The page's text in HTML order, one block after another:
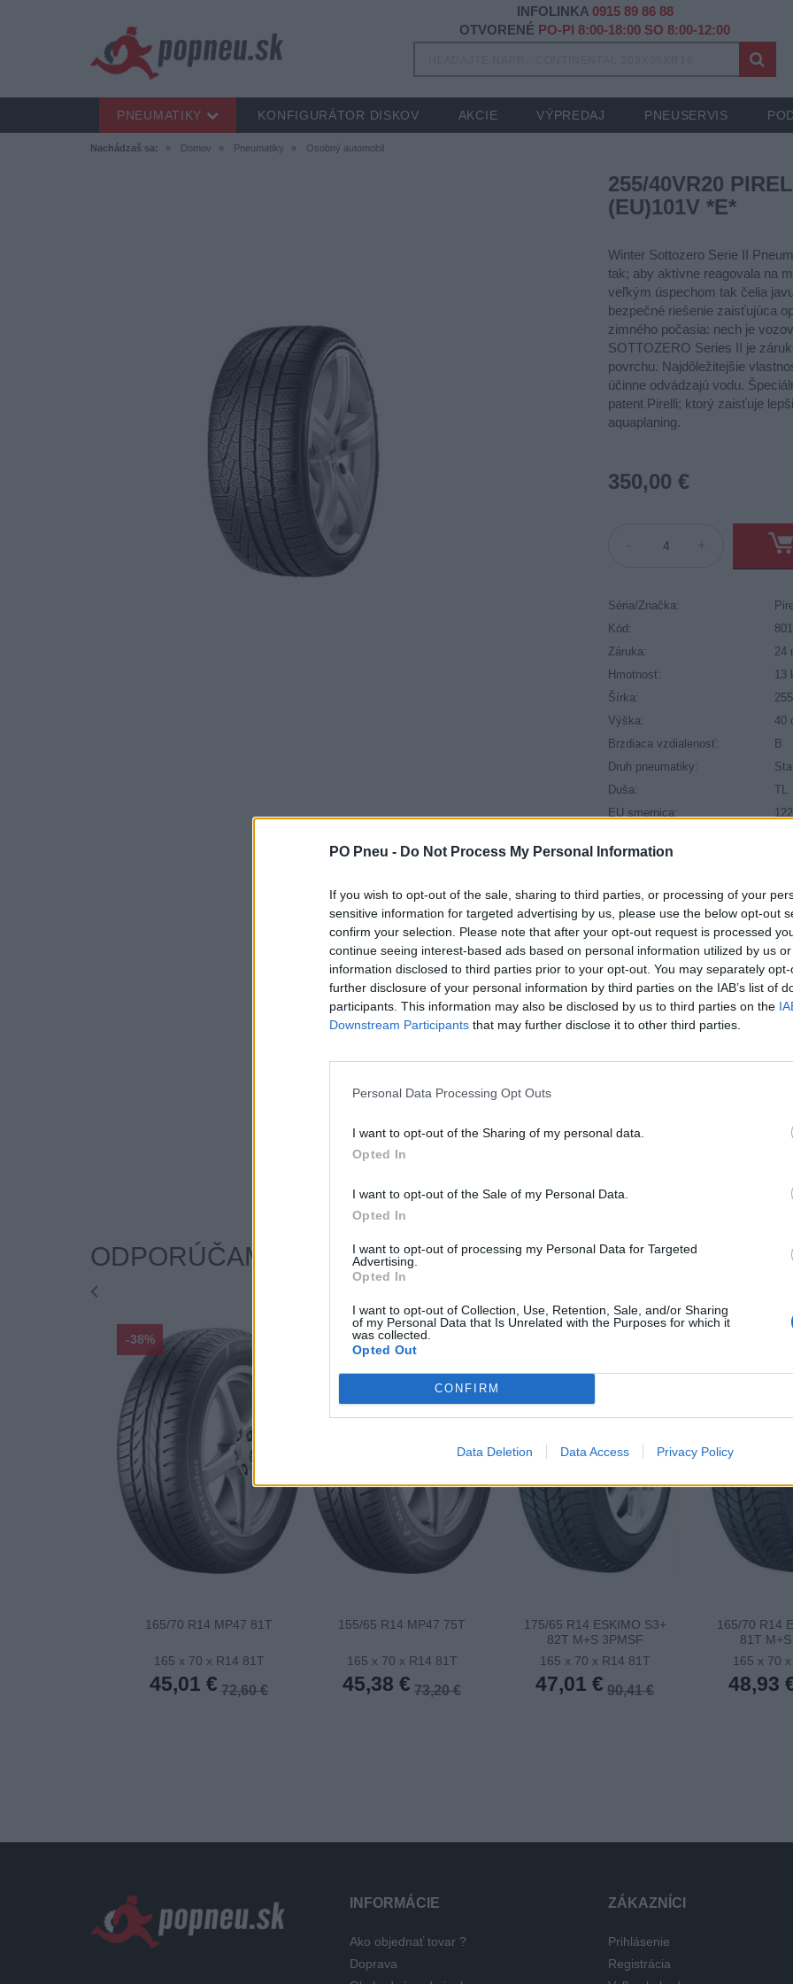
PO Pneu - Do Not Process My Personal Information
If you wish to opt-out of the sale, sharing to third parties, or processing of your
sensitive information for targeted advertising by us, please use the below opt-out
confirm your selection. Please note that after your opt-out request is processed
continue seeing interest-based ads based on personal information utilized by us
information disclosed to third parties prior to your opt-out. You may separately
further disclosure of your personal information by third parties on the IAB’s list of
participants. This information may also be disclosed by us to third parties on the
Downstream Participants that may further disclose it to other third parties.
Personal Data Processing Opt Outs
I want to opt-out of the Sharing of my personal data.
Opted In
I want to opt-out of the Sale of my Personal Data.
Opted In
I want to opt-out of processing my Personal Data for Targeted
Advertising.
Opted In
I want to opt-out of Collection, Use, Retention, Sale, and/or Sharing
of my Personal Data that Is Unrelated with the Purposes for which it
was collected.
Opted Out
CONFIRM
Data Deletion Data Access Privacy Policy
Nachádzaš sa: Domov Pneumatiky Osobný automobil
255/40VR20
(EU)101V *E*
Winter Sottozero Serie II
tak; aby aktívne reagovala na
veľkým úspechom tak čelia
bezpečné riešenie zaisťujúca
zimného počasia: nech je
SOTTOZERO Series II je
povrchu. Najdôležitejšie
účinne odvádzajú vodu.
patent Pirelli; ktorý zaisťuje
aquaplaning.
350,00 €
Séria/Značka:
Kód:
Záruka:
24
Hmotnosť:
13
Šírka:
Výška:
40
Brzdiaca vzdialenosť:
B
Druh pneumatiky:
Duša:
TL
EU smernica:
Hlučnosť typ:
Index kg:
Palce:
20
Počet v balení:
2
Priľnavosť na mokru:
B
Profil:
Ráfik:
Spotreba paliva:
C
Zosilnenie:
ODPORÚČAME
-38%
165/70 R14 MP47 81T
165 x 70 x R14 81T
45,01 € 72,60 €
155/65 R14 MP47 75T
165 x 70 x R14 81T
45,38 € 73,20 €
175/65 R14 ESKIMO S3+
82T M+S 3PMSF
165 x 70 x R14 81T
47,01 € 90,41 €
165/70 R14
81T
165 x 70
48,93
INFORMÁCIE
Ako objednať tovar ?
Doprava
ZÁKAZNÍCI
Prihlásenie
Registrácia
INFOLINKA 0915 89 86 88
OTVORENÉ PO-PI 8:00-18:00 SO 8:00-12:00
PNEUMATIKY KONFIGURÁTOR DISKOV AKCIE VÝPREDAJ PNEUSERVIS